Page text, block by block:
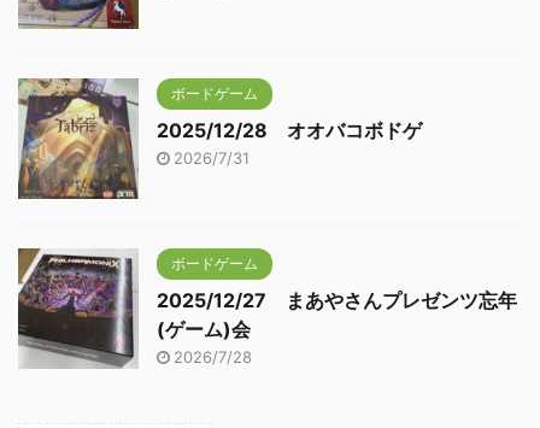
ボードゲーム
2025/12/28 オオバコボドゲ
2026/7/31
ボードゲーム
2025/12/27 まあやさんプレゼンツ忘年
(ゲーム)会
2026/7/28